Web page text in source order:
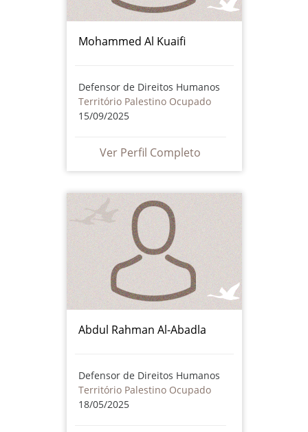
Mohammed Al Kuaifi
Defensor de Direitos Humanos
Território Palestino Ocupado
15/09/2025
Ver Perfil Completo
Abdul Rahman Al-Abadla
Defensor de Direitos Humanos
Território Palestino Ocupado
18/05/2025